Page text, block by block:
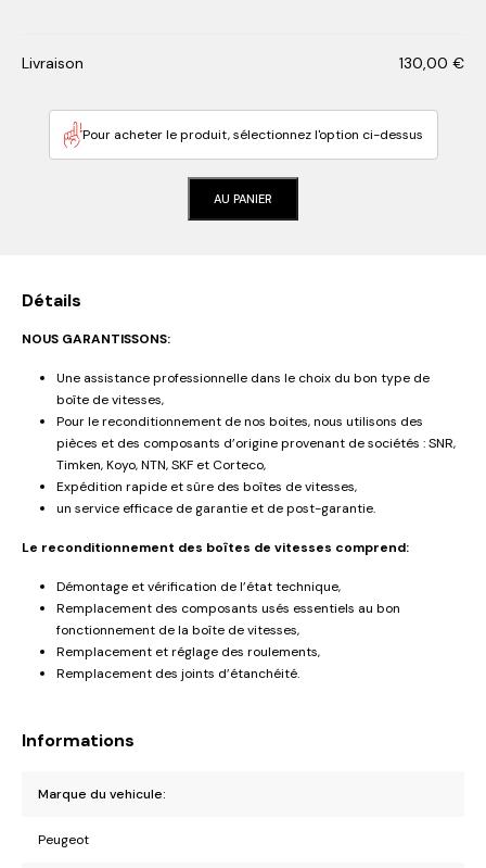
Livraison 130,00 €
Pour acheter le produit, sélectionnez l'option ci-dessus
AU PANIER
Détails
NOUS GARANTISSONS:
Une assistance professionnelle dans le choix du bon type de
boîte de vitesses,
Pour le reconditionnement de nos boites, nous utilisons des
pièces et des composants d’origine provenant de sociétés : SNR,
Timken, Koyo, NTN, SKF et Corteco,
Expédition rapide et sûre des boîtes de vitesses,
un service efficace de garantie et de post-garantie.
Le reconditionnement des boîtes de vitesses comprend:
Démontage et vérification de l’état technique,
Remplacement des composants usés essentiels au bon
fonctionnement de la boîte de vitesses,
Remplacement et réglage des roulements,
Remplacement des joints d’étanchéité.
Informations
Marque du vehicule:
Peugeot